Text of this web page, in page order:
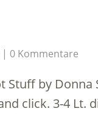
0 Kommentare
Stuff by Donna
click. 3-4 Lt.